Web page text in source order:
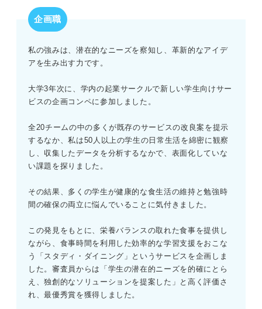
企画職
私の強みは、潜在的なニーズを察知し、革新的なアイデ
アを生み出す力です。
大学3年次に、学内の起業サークルで新しい学生向けサー
ビスの企画コンペに参加しました。
全20チームの中の多くが既存のサービスの改良案を提示
するなか、私は50人以上の学生の日常生活を綿密に観察
し、収集したデータを分析するなかで、表面化していな
い課題を探りました。
その結果、多くの学生が健康的な食生活の維持と勉強時
間の確保の両立に悩んでいることに気付きました。
この発見をもとに、栄養バランスの取れた食事を提供し
ながら、食事時間を利用した効率的な学習支援をおこな
う「スタディ・ダイニング」というサービスを企画しま
した。審査員からは「学生の潜在的ニーズを的確にとら
え、独創的なソリューションを提案した」と高く評価さ
れ、最優秀賞を獲得しました。